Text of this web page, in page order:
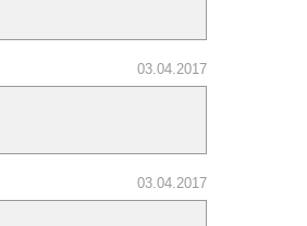
03.04.2017
03.04.2017